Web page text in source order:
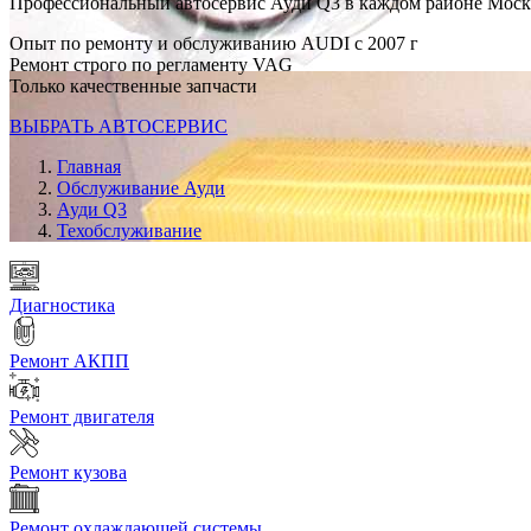
Опыт по ремонту и обслуживанию AUDI с 2007 г
Ремонт строго по регламенту VAG
Только качественные запчасти
ВЫБРАТЬ АВТОСЕРВИС
Главная
Обслуживание Ауди
Ауди Q3
Техобслуживание
Диагностика
Ремонт АКПП
Ремонт двигателя
Ремонт кузова